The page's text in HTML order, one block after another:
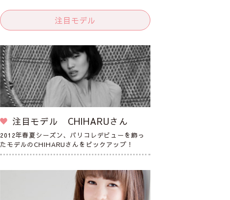
注目モデル
注目モデル CHIHARUさん
2012年春夏シーズン、パリコレデビューを飾っ
たモデルのCHIHARUさんをピックアップ！